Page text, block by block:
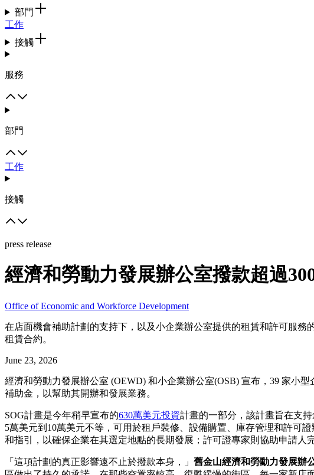
部門
工作
接觸
服務
部門
工作
接觸
press release
經濟和勞動力發展辦公室撥款超過
Office of Economic and Workforce Development
在店面機會補助計劃的支持下，以及小企業辦公室提供的租賃和許可服務
租賃合約。
June 23, 2026
經濟和勞動力發展辦公室 (OEWD) 和小企業辦公室(OSB) 宣布，39 家小
補助金，以幫助其開辦和發展業務。
SOG計畫是今年稍早宣布的630萬美元投資計畫的一部分，該計畫旨在支
5萬美元到10萬美元不等，可用於租戶裝修、設備購置、庫存管理和許可
和指引，以確保企業在其選定地點的長期發展；許可證專家則協助申請人
「這項計劃的真正影響遠不止於撥款本身，」 舊金山經濟和勞動力發展辦